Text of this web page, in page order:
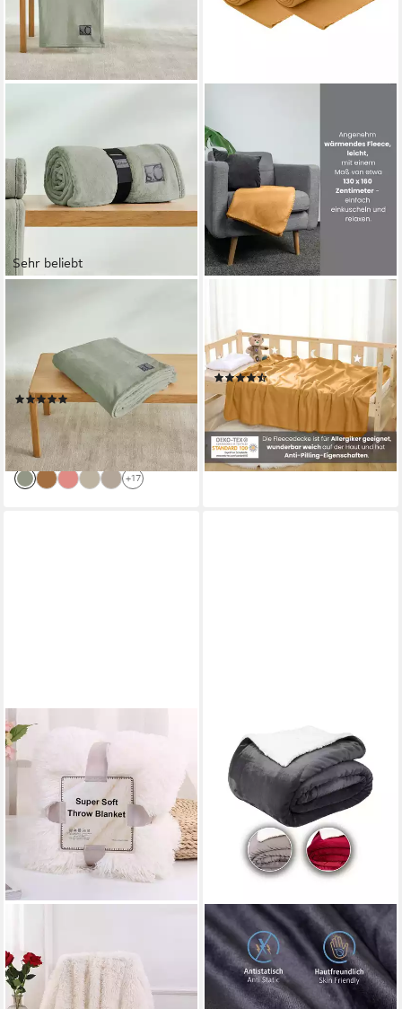
Sehr beliebt
Kuschelsoft, s.Oliver, 150 x
200 cm, in bunten Farben,
weich, 330g/m²
(1371)
ab 22,04 € UVP 29,99 €
-27%
lieferbar - in 4-5 Werktagen bei dir
+17
OEKO-TEX®, 2 Fleecedecken
mit Kettel-Rand & Anti-Pilling
(40)
9,99 €
lieferbar - in 3-4 Werktagen bei dir
+10